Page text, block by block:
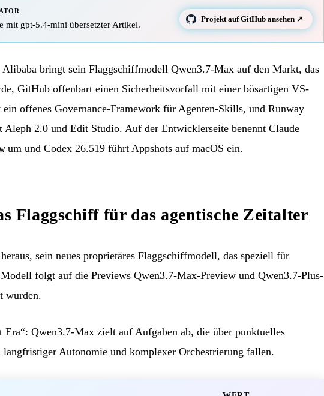
mit gpt-5.4-mini übersetzter Artikel.
Projekt auf GitHub ansehen ↗
bringt sein Flaggschiffmodell Qwen3.7-Max auf den Markt, das
GitHub offenbart einen Sicherheitsvorfall mit einer bösartigen VS-
offenes Governance-Framework für Agenten-Skills, und Runway
Aleph 2.0 und Edit Studio. Auf der Entwicklerseite benennt Claude
um und Codex 26.519 führt Appshots auf macOS ein.
Flaggschiff für das agentische Zeitalter
heraus, sein neues proprietäres Flaggschiffmodell, das speziell für
folgt auf die Previews Qwen3.7-Max-Preview und Qwen3.7-Plus-
wurden.
Qwen3.7-Max zielt auf Aufgaben ab, die über punktuelles
langfristiger Autonomie und komplexer Orchestrierung fallen.